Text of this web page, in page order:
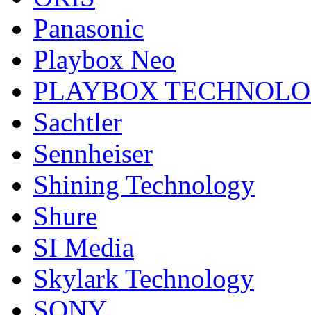
Panasonic
Playbox Neo
PLAYBOX
Sachtler
Sennheiser
Shining Technology
Shure
SI Media
Skylark Technology